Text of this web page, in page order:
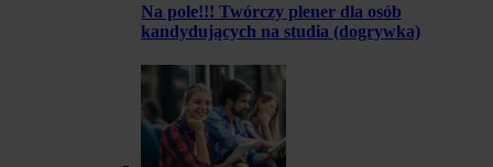
Na pole!!! Twórczy plener dla osób
kandydujących na studia (dogrywka)